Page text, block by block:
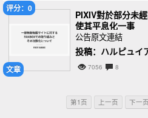
文章
评分：0
PIXIV對於部分未
使其平息化一事
公告原文連結
投稿：ハルピュイ
7056 8
第1页 上一页 下一页